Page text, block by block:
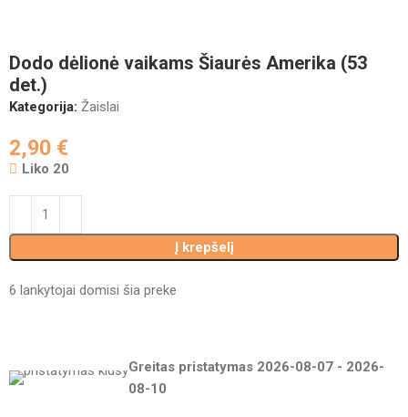
Dodo dėlionė vaikams Šiaurės Amerika (53
det.)
Kategorija: Žaislai
2,90 €
Liko 20
Į krepšelį
6 lankytojai domisi šia preke
Greitas pristatymas 2026-08-07 - 2026-
08-10